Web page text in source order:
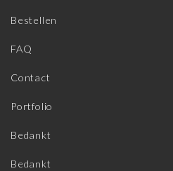
Bestellen
FAQ
Contact
Portfolio
Bedankt
Bedankt